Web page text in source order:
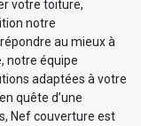
votre toiture,
notre
au mieux à
notre équipe
adaptées à votre
quête d’une
Nef couverture est